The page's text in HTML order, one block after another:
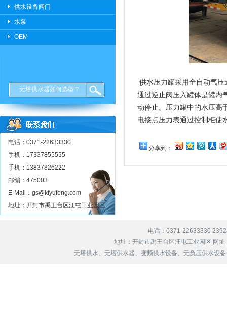
供水设备阀门
水泵
OEM
无塔供水器如何选型？
电话：0371-22633330
手机：17337855555
手机：13837826222
邮编：475003
E-Mail：gs@kfyufeng.com
地址：开封市禹王台区汪屯工业园区
供水压力罐采用全自动气
通过逆止阀压入罐体是罐内
动停止。压力罐中的水压高
电接点压力表通过控制柜使
分享到：
电话：0371-22633330
地址：开封市禹王台区汪屯工业园区 网址
无塔供水、无塔供水器、变频供水设备、无负压供水设